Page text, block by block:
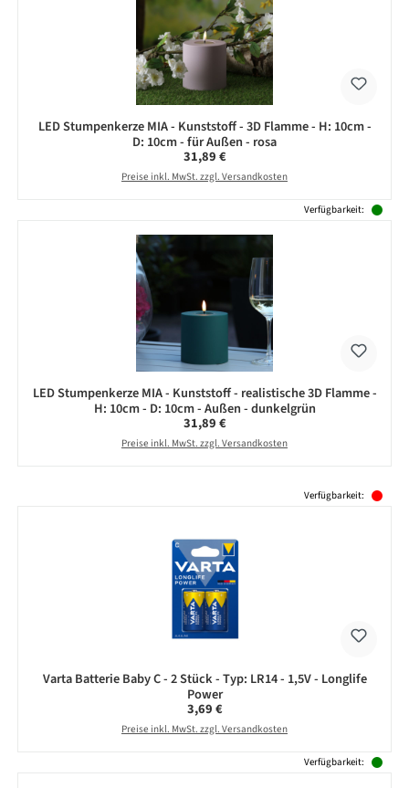
LED Stumpenkerze MIA - Kunststoff - 3D Flamme - H: 10cm -
D: 10cm - für Außen - rosa
Regulärer Preis:
31,89 €
Preise inkl. MwSt. zzgl. Versandkosten
Verfügbarkeit:
LED Stumpenkerze MIA - Kunststoff - realistische 3D Flamme -
H: 10cm - D: 10cm - Außen - dunkelgrün
Regulärer Preis:
31,89 €
Preise inkl. MwSt. zzgl. Versandkosten
Verfügbarkeit:
Varta Batterie Baby C - 2 Stück - Typ: LR14 - 1,5V - Longlife
Power
Regulärer Preis:
3,69 €
Preise inkl. MwSt. zzgl. Versandkosten
Verfügbarkeit: